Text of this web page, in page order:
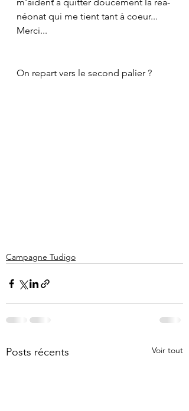
néonat qui me tient tant à coeur...
Merci...
On repart vers le second palier ?
Campagne Tudigo
Posts récents Voir tout